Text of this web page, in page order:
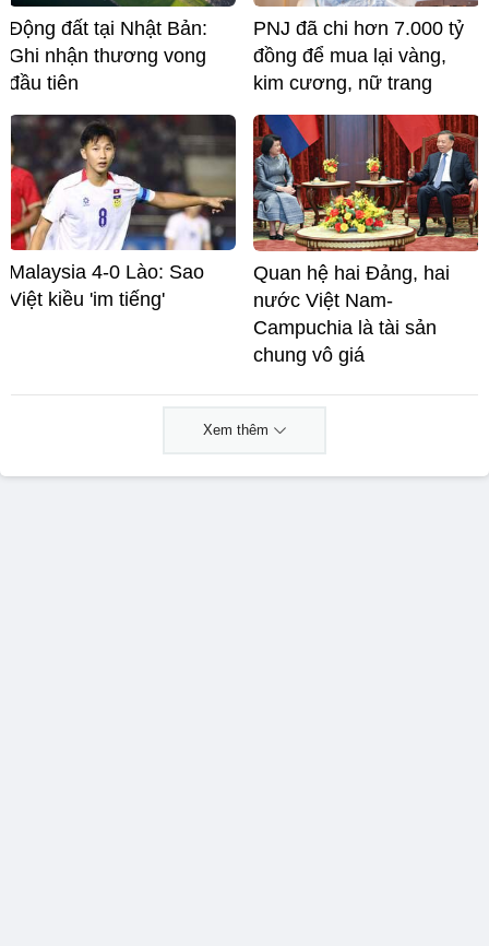
Động đất tại Nhật Bản:
Ghi nhận thương vong
đầu tiên
PNJ đã chi hơn 7.000 tỷ
đồng để mua lại vàng,
kim cương, nữ trang
Malaysia 4-0 Lào: Sao
Việt kiều 'im tiếng'
Quan hệ hai Đảng, hai
nước Việt Nam-
Campuchia là tài sản
chung vô giá ​
Xem thêm